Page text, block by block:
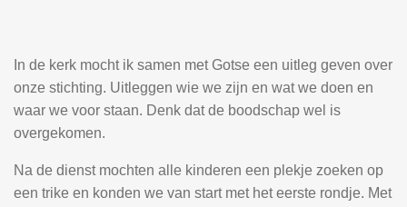
In de kerk mocht ik samen met Gotse een uitleg geven over
onze stichting. Uitleggen wie we zijn en wat we doen en
waar we voor staan. Denk dat de boodschap wel is
overgekomen.
Na de dienst mochten alle kinderen een plekje zoeken op
een trike en konden we van start met het eerste rondje. Met